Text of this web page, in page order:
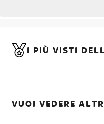
I PIÙ VISTI
VUOI VEDERE